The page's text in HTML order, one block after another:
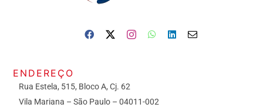
ENDEREÇO
Rua Estela, 515, Bloco A, Cj. 62
Vila Mariana – São Paulo – 04011-002